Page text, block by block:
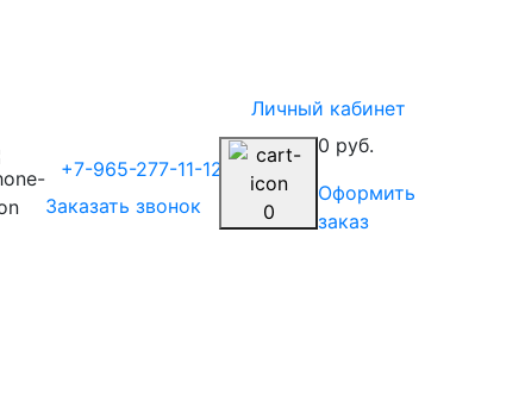
Личный кабинет
+7-965-277-11-12
Заказать звонок
0
0 руб.
Оформить
заказ